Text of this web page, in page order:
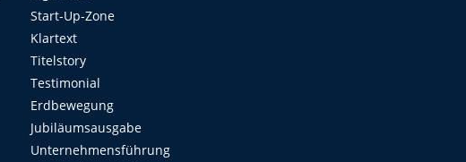
Start-Up-Zone
Klartext
Titelstory
Testimonial
Erdbewegung
Jubiläumsausgabe
Unternehmensführung